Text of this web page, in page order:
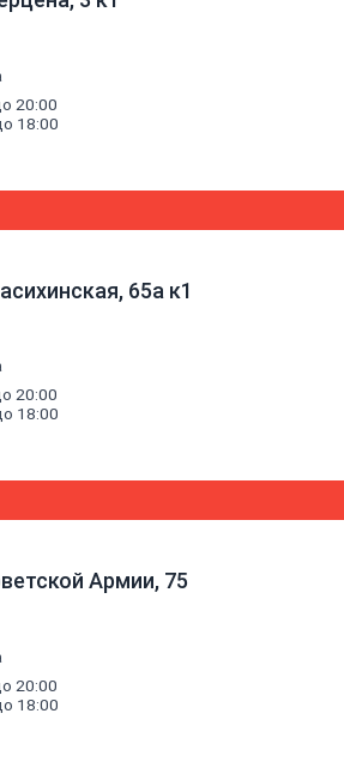
Колеры для
водных
универсальные
Котлы
Баки для
чистки
котельного
Аксессуары
для бани и
20:00
18:00
65а к1
20:00
18:00
Армии, 75
20:00
18:00